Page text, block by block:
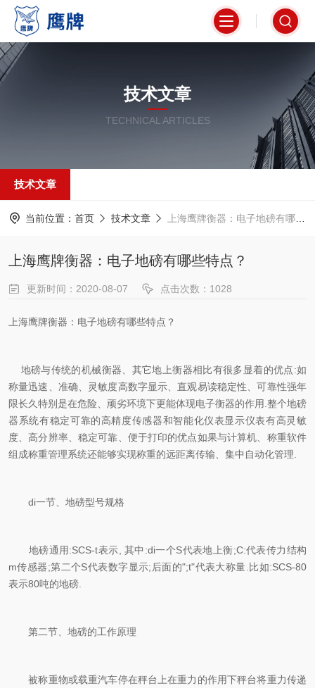
技术文章
TECHNICAL ARTICLES
技术文章
当前位置： 首页 技术文章 上海鹰牌衡器：电子地磅有哪些特点？
上海鹰牌衡器：电子地磅有哪些特点？
更新时间：2020-08-07 点击次数：1028
上海鹰牌衡器：电子地磅有哪些特点？
地磅与传统的机械衡器、其它地上衡器相比有很多显着的优点:如
称量迅速、准确、灵敏度高数字显示、直观易读稳定性、可靠性强年
限长久特别是在危险、顽劣环境下更能体现电子衡器的作用.整个地磅
器系统有稳定可靠的高精度传感器和智能化仪表显示仪表有高灵敏
度、高分辨率、稳定可靠、便于打印的优点如果与计算机、称重软件
组成称重管理系统还能够实现称重的远距离传输、集中自动化管理.
di一节、地磅型号规格
地磅通用:SCS-t表示, 其中:di一个S代表地上衡;C:代表传力结构
m传感器;第二个S代表数字显示;后面的";t"代表大称量.比如:SCS-80
表示80吨的地磅.
第二节、地磅的工作原理
被称重物或载重汽车停在秤台上在重力的作用下秤台将重力传递